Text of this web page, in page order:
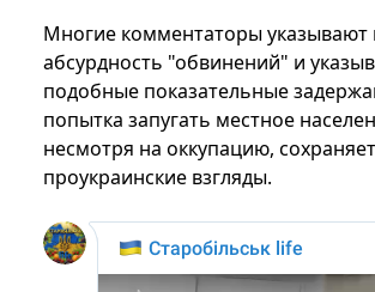
Многие комментаторы указывают
абсурдность "обвинений" и
подобные показательные
попытка запугать местное
несмотря на оккупацию, сохраняет
проукраинские взгляды.